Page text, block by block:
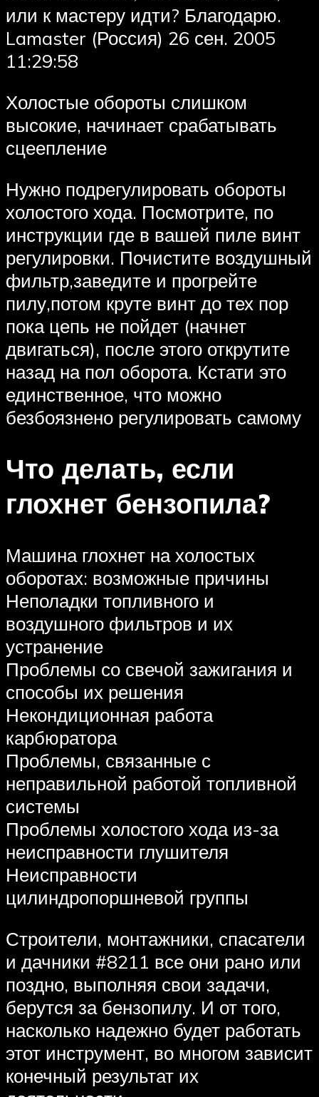
или к мастеру идти? Благодарю.
Lamaster (Россия) 26 сен. 2005
11:29:58
Холостые обороты слишком
высокие, начинает срабатывать
сцеепление
Нужно подрегулировать обороты
холостого хода. Посмотрите, по
инструкции где в вашей пиле винт
регулировки. Почистите воздушный
фильтр,заведите и прогрейте
пилу,потом круте винт до тех пор
пока цепь не пойдет (начнет
двигаться), после этого открутите
назад на пол оборота. Кстати это
единственное, что можно
безбоязнено регулировать самому
Что делать, если
глохнет бензопила?
Машина глохнет на холостых
оборотах: возможные причины
Неполадки топливного и
воздушного фильтров и их
устранение
Проблемы со свечой зажигания и
способы их решения
Некондиционная работа
карбюратора
Проблемы, связанные с
неправильной работой топливной
системы
Проблемы холостого хода из-за
неисправности глушителя
Неисправности
цилиндропоршневой группы
Строители, монтажники, спасатели
и дачники #8211 все они рано или
поздно, выполняя свои задачи,
берутся за бензопилу. И от того,
насколько надежно будет работать
этот инструмент, во многом зависит
конечный результат их